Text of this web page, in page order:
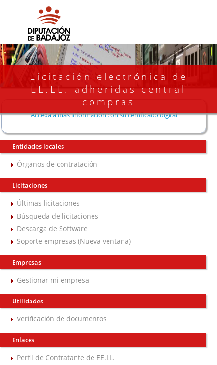
Licitación electrónica de
EE.LL. adheridas central
compras
Acceda a más información con su certificado digital
Entidades locales
Órganos de contratación
Licitaciones
Últimas licitaciones
Búsqueda de licitaciones
Descarga de Software
Soporte empresas (Nueva ventana)
Empresas
Gestionar mi empresa
Utilidades
Verificación de documentos
Enlaces
Perfil de Contratante de EE.LL.